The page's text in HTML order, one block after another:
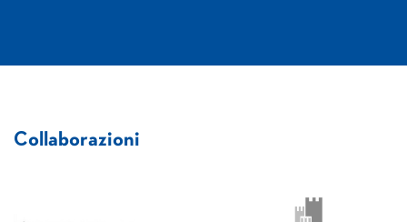
Collaborazioni